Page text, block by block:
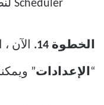
الخطوة 14. الآن
“الإعدادات”